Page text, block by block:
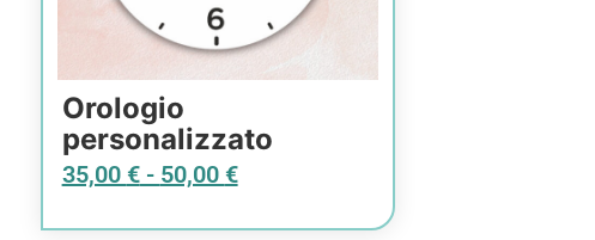
Orologio
personalizzato
35,00 €- 50,00 €